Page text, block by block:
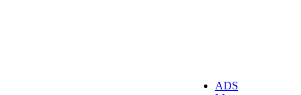
ADS